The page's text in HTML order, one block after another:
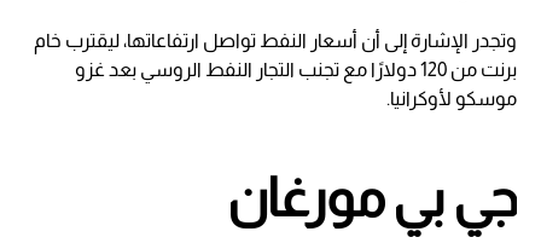
وتجدر الإشارة إلى أن أسعار النفط تواصل ارتفاعاتها، ليقترب خام
برنت من 120 دولارًا مع تجنب التجار النفط الروسي بعد غزو
موسكو لأوكرانيا.
جي بي مورغان